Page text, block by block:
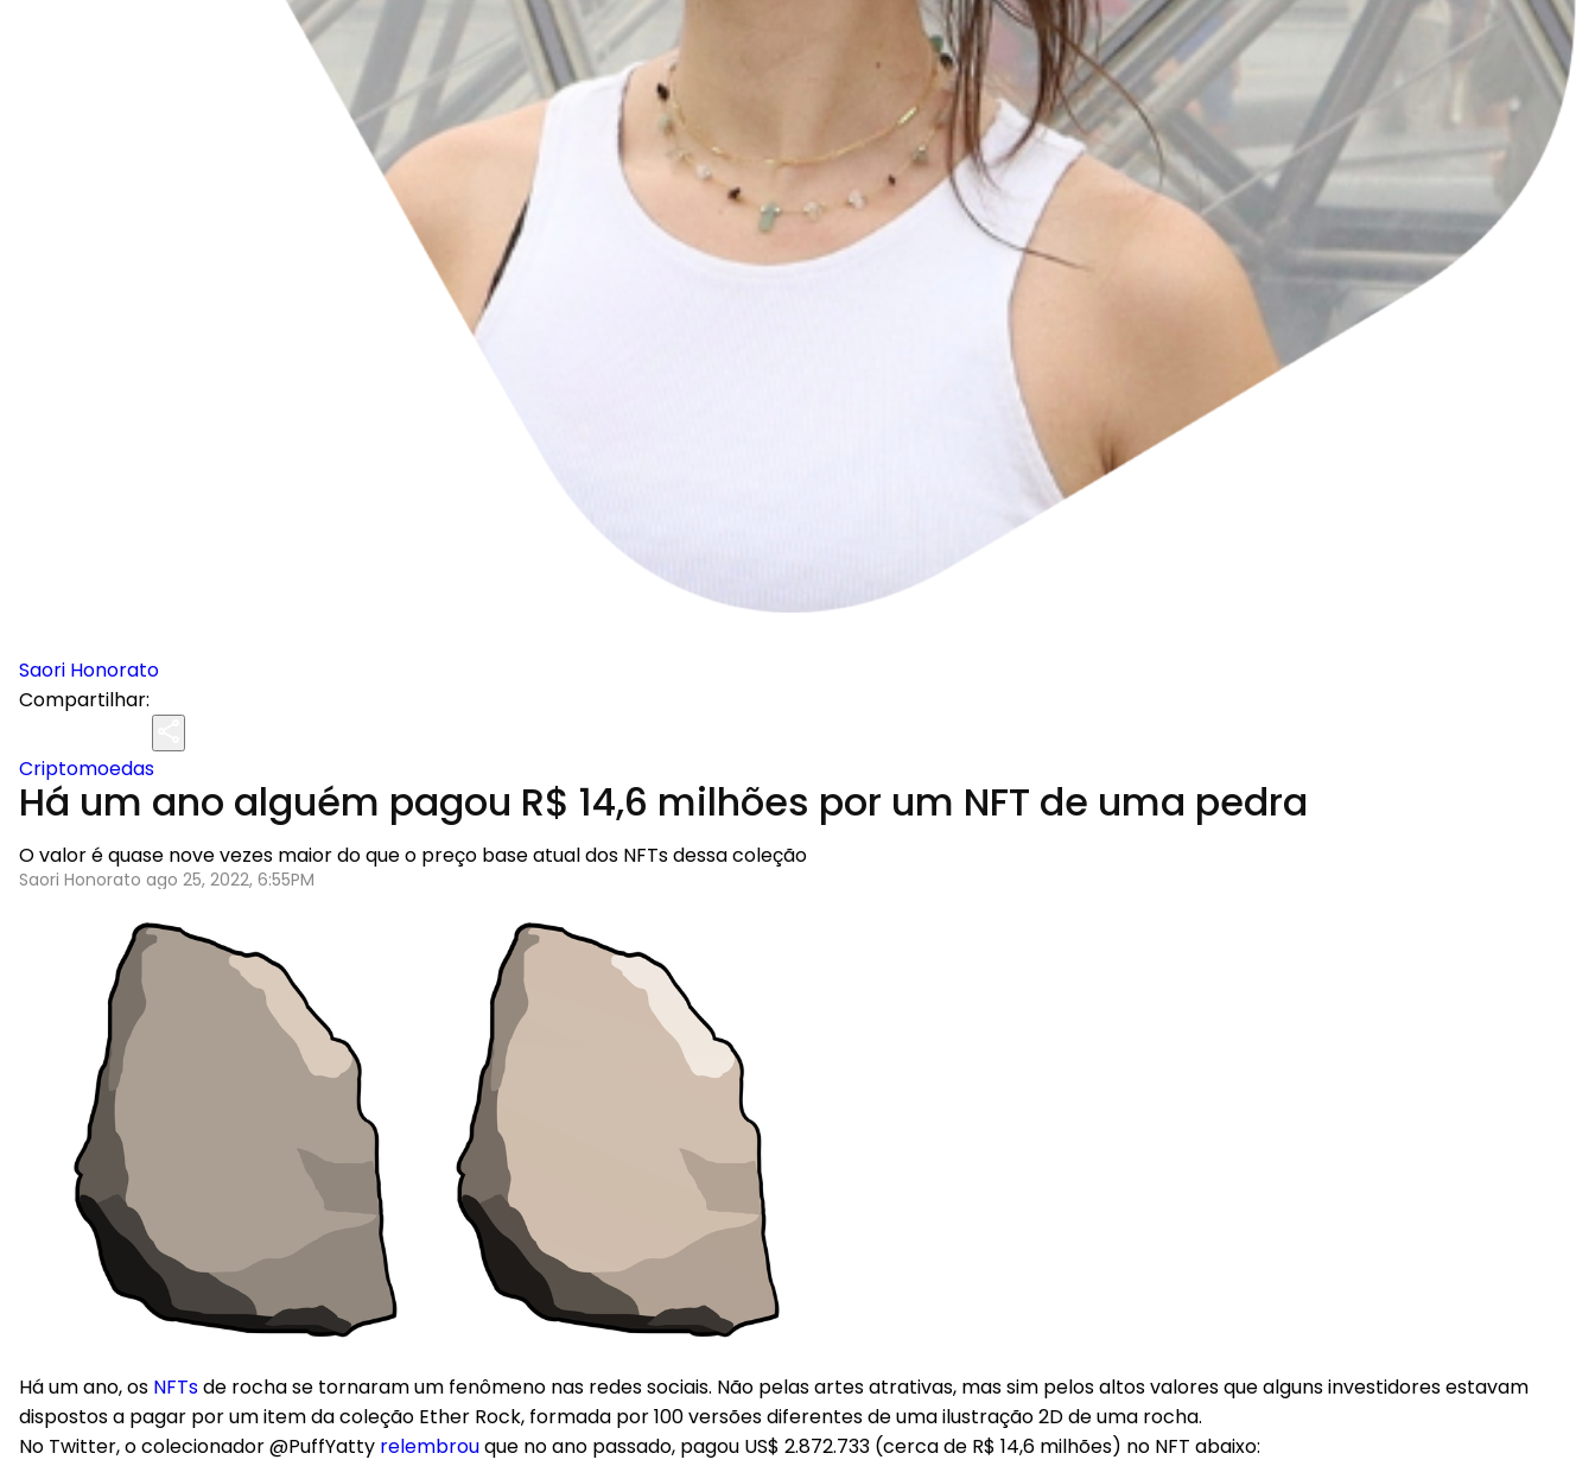
Saori Honorato
Compartilhar:
Criptomoedas
Há um ano alguém pagou R$ 14,6 milhões por um NFT de uma pedra
O valor é quase nove vezes maior do que o preço base atual dos NFTs dessa coleção
Saori Honorato ago 25, 2022, 6:55PM
Há um ano, os NFTsde rocha se tornaram um fenômeno nas redes sociais. Não pelas artes atrativas, mas sim pelos altos valores que alguns investidores estavam
dispostos a pagar por um item da coleção Ether Rock, formada por 100 versões diferentes de uma ilustração 2D de uma rocha.
No Twitter, o colecionador @PuffYatty relembrouque no ano passado, pagou US$ 2.872.733 (cerca de R$ 14,6 milhões) no NFT abaixo: